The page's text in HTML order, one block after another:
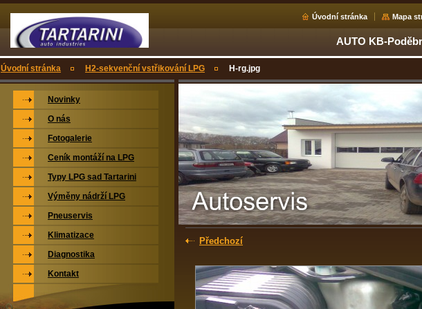
Úvodní stránka Mapa
AUTO KB-
Úvodní stránka H2-sekvenční vstřikování LPG H-rg.jpg
Předchozí
Novinky
O nás
Fotogalerie
Ceník montáží na LPG
Typy LPG sad Tartarini
Výměny nádrží LPG
Pneuservis
Klimatizace
Diagnostika
Kontakt